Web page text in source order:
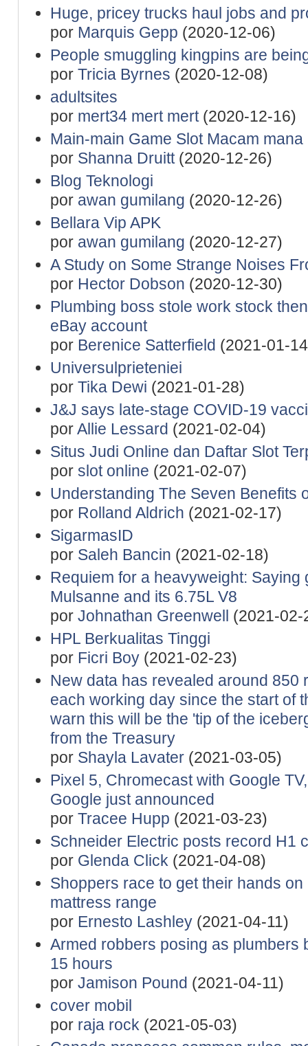
Huge, pricey trucks haul jobs and
por Marquis Gepp (2020-12-06)
People smuggling kingpins are
por Tricia Byrnes (2020-12-08)
adultsites
por mert34 mert mert(2020-12-16)
Main-main Game Slot Macam
por Shanna Druitt(2020-12-26)
Blog Teknologi
por awan gumilang (2020-12-26)
Bellara Vip APK
por awan gumilang (2020-12-27)
A Study on Some Strange Noises
por Hector Dobson (2020-12-30)
Plumbing boss stole work stock
eBay account
por Berenice Satterfield (2021-01-
Universulprieteniei
por Tika Dewi (2021-01-28)
J&J says late-stage COVID-19
porAllie Lessard (2021-02-04)
Situs Judi Online dan Daftar Slot
por slot online (2021-02-07)
Understanding The Seven Benefits
por Rolland Aldrich (2021-02-17)
SigarmasID
por Saleh Bancin (2021-02-18)
Requiem for a heavyweight: Saying
Mulsanne and its 6.75L V8
por Johnathan Greenwell (2021-02-
HPL Berkualitas Tinggi
por Ficri Boy(2021-02-23)
New data has revealed around 850
each working day since the start of
warn this will be the 'tip of the
from the Treasury
por Shayla Lavater(2021-03-05)
Pixel 5, Chromecast with Google
Google just announced
por Tracee Hupp (2021-03-23)
Schneider Electric posts record H1
por Glenda Click (2021-04-08)
Shoppers race to get their hands
mattress range
por Ernesto Lashley(2021-04-11)
Armed robbers posing as plumbers
15 hours
por Jamison Pound (2021-04-11)
cover mobil
por raja rock (2021-05-03)